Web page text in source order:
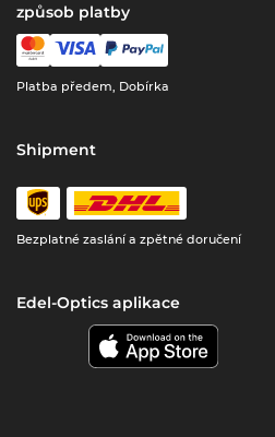
způsob platby
Platba předem, Dobírka
Shipment
Bezplatné zaslání a zpětné doručení
Edel-Optics aplikace